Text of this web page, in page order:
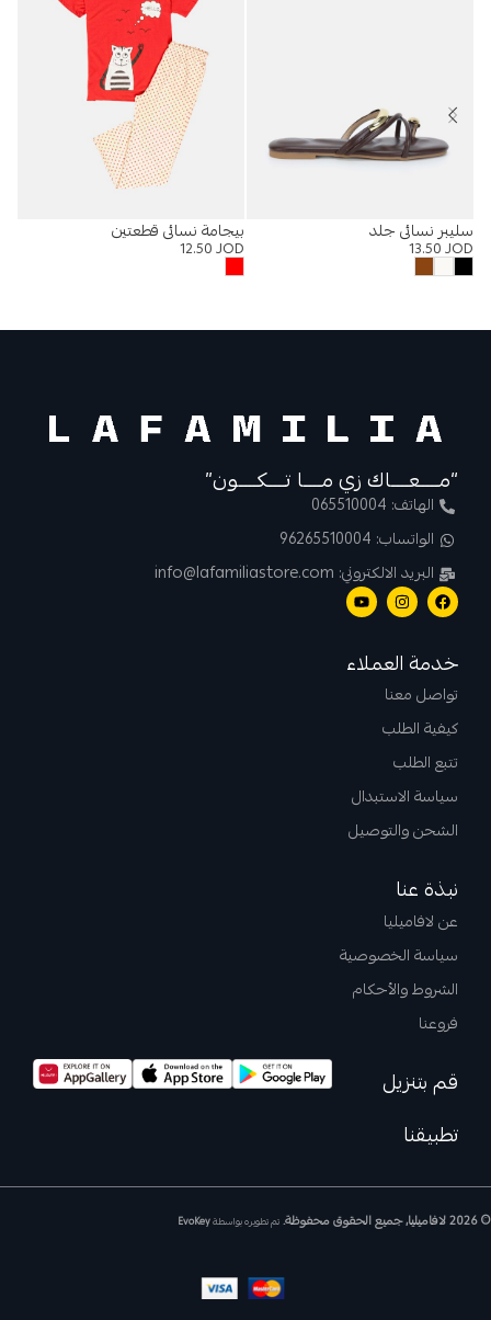
سليبر نسائي جلد
13.50JOD
بيجامة نسائي قطعتين
12.50JOD
“مــــعــــاك زي مــــا تــــكــــون”
الهاتف: 065510004
الواتساب: 96265510004
البريد الالكتروني: info@lafamiliastore.com
خدمة العملاء
تواصل معنا
كيفية الطلب
تتبع الطلب
سياسة الاستبدال
الشحن والتوصيل
نبذة عنا
عن لافاميليا
سياسة الخصوصية
الشروط والأحكام
فروعنا
قم بتنزيل
تطبيقنا
© 2026 لافاميليا, جميع الحقوق محفوظة. تم تطويره بواسطةEvoKey